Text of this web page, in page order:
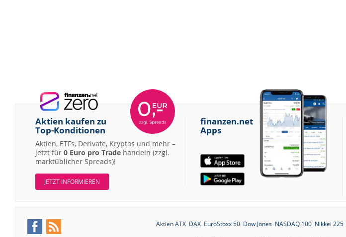
Aktien kaufen zu
Top-Konditionen
Aktien, ETFs, Derivate, Kryptos und mehr –
jetzt für 0 Euro pro Trade handeln (zzgl.
marktüblicher Spreads)!
JETZT INFORMIEREN
finanzen.net
Apps
Aktien ATX DAX EuroStoxx 50 Dow Jones NASDAQ 100 Nikkei 225